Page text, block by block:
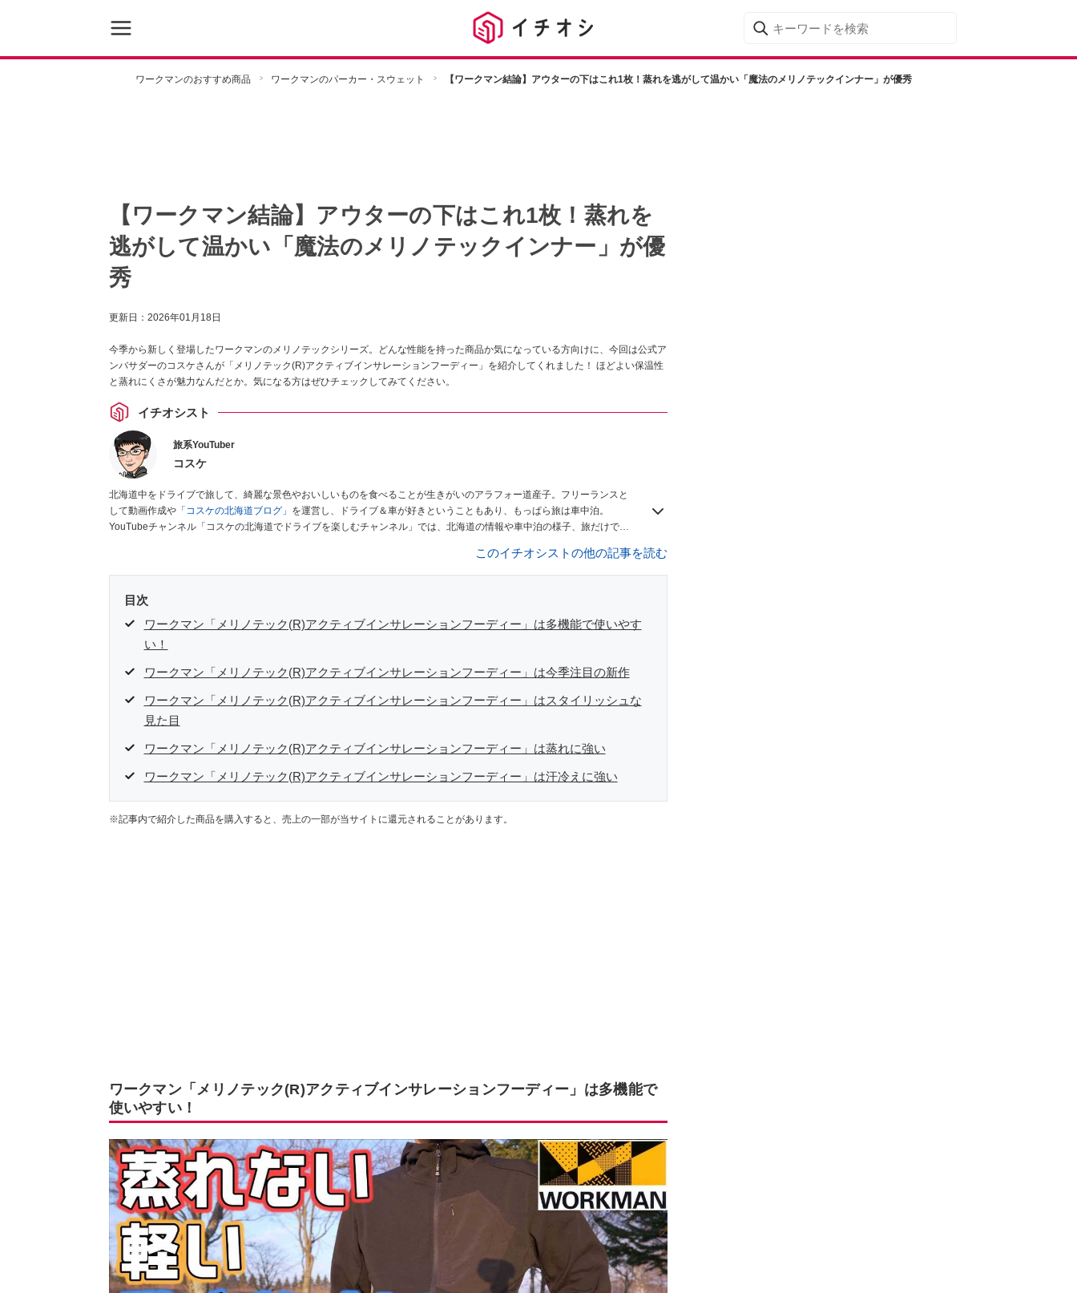
ワークマンのおすすめ商品 ワークマンのパーカー・スウェット 【ワークマン結論】アウターの下はこれ1枚！蒸れを逃がして温かい「魔法のメリノテックインナー」が優秀
【ワークマン結論】アウターの下はこれ1枚！蒸れを
逃がして温かい「魔法のメリノテックインナー」が優
秀
更新日： 2026年01月18日
今季から新しく登場したワークマンのメリノテックシリーズ。どんな性能を持った商品か気になっている方向けに、今回は公式ア
ンバサダーのコスケさんが「メリノテック(R)アクティブインサレーションフーディー」を紹介してくれました！ ほどよい保温性
と蒸れにくさが魅力なんだとか。気になる方はぜひチェックしてみてください。
イチオシスト
旅系YouTuber
コスケ
北海道中をドライブで旅して、綺麗な景色やおいしいものを食べることが生きがいのアラフォー道産子。フリーランスと
して動画作成や「コスケの北海道ブログ」 を運営し、ドライブ＆車が好きということもあり、もっぱら旅は車中泊。
YouTubeチャンネル「コスケの北海道でドライブを楽しむチャンネル」では、北海道の情報や車中泊の様子、旅だけでは
このイチオシストの他の記事を読む
目次
ワークマン「メリノテック(R)アクティブインサレーションフーディー」は多機能で使いやす
い！
ワークマン「メリノテック(R)アクティブインサレーションフーディー」は今季注目の新作
ワークマン「メリノテック(R)アクティブインサレーションフーディー」はスタイリッシュな
見た目
ワークマン「メリノテック(R)アクティブインサレーションフーディー」は蒸れに強い
ワークマン「メリノテック(R)アクティブインサレーションフーディー」は汗冷えに強い
※記事内で紹介した商品を購入すると、売上の一部が当サイトに還元されることがあります。
ワークマン「メリノテック(R)アクティブインサレーションフーディー」は多機能で
使いやすい！